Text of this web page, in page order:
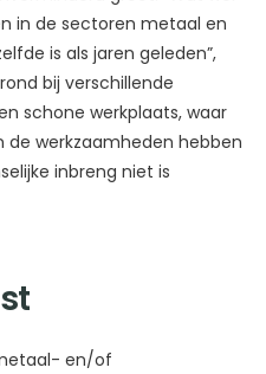
in de sectoren metaal en
is als jaren geleden”,
bij verschillende
schone werkplaats, waar
werkzaamheden hebben
inbreng niet is
en/of